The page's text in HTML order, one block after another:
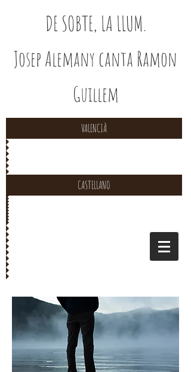
DE SOBTE, LA LLUM.
Josep Alemany canta Ramon
Guillem
CASTELLANO
VALENCIÀ